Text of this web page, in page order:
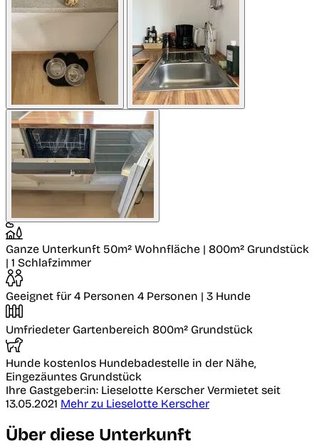
Ganze Unterkunft 50m² Wohnfläche | 800m² Grundstück
| 1 Schlafzimmer
Geeignet für 4 Personen 4 Personen | 3 Hunde
Umfriedeter Gartenbereich 800m² Grundstück
Hunde kostenlos Hundebadestelle in der Nähe,
Eingezäuntes Grundstück
Ihre Gastgeber:in: Lieselotte Kerscher Vermietet seit
13.05.2021 Mehr zu Lieselotte Kerscher
Über diese Unterkunft